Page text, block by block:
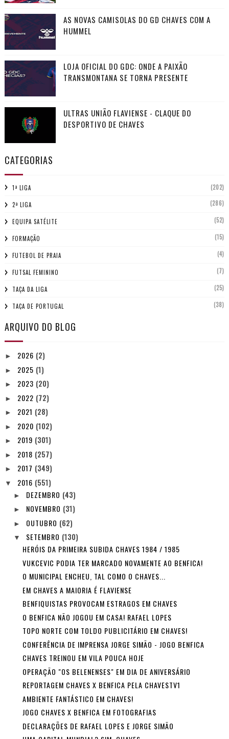
AS NOVAS CAMISOLAS DO GD CHAVES COM A
HUMMEL
LOJA OFICIAL DO GDC: ONDE A PAIXÃO
TRANSMONTANA SE TORNA PRESENTE
ULTRAS UNIÃO FLAVIENSE - CLAQUE DO
DESPORTIVO DE CHAVES
CATEGORIAS
1ª LIGA (202)
2ª LIGA (286)
EQUIPA SATÉLITE (52)
FORMAÇÃO (15)
FUTEBOL DE PRAIA (4)
FUTSAL FEMININO (7)
TAÇA DA LIGA (25)
TAÇA DE PORTUGAL (38)
ARQUIVO DO BLOG
► 2026 (2)
► 2025 (1)
► 2023 (20)
► 2022 (72)
► 2021 (28)
► 2020 (102)
► 2019 (301)
► 2018 (257)
► 2017 (349)
▼ 2016 (551)
► DEZEMBRO (43)
► NOVEMBRO (31)
► OUTUBRO (62)
▼ SETEMBRO (130)
HERÓIS DA PRIMEIRA SUBIDA CHAVES 1984 / 1985
VUKCEVIC PODIA TER MARCADO NOVAMENTE AO BENFICA!
O MUNICIPAL ENCHEU, TAL COMO O CHAVES...
EM CHAVES A MAIORIA É FLAVIENSE
BENFIQUISTAS PROVOCAM ESTRAGOS EM CHAVES
O BENFICA NÃO JOGOU EM CASA! RAFAEL LOPES
TOPO NORTE COM TOLDO PUBLICITÁRIO EM CHAVES!
CONFERÊNCIA DE IMPRENSA JORGE SIMÃO - JOGO BENFICA
CHAVES TREINOU EM VILA POUCA HOJE
OPERAÇÃO "OS BELENENSES" EM DIA DE ANIVERSÁRIO
REPORTAGEM CHAVES X BENFICA PELA CHAVESTV1
AMBIENTE FANTÁSTICO EM CHAVES!
JOGO CHAVES X BENFICA EM FOTOGRAFIAS
DECLARAÇÕES DE RAFAEL LOPES E JORGE SIMÃO